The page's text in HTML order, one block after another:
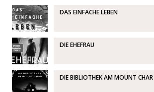
DAS EINFACHE LEBEN
DIE EHEFRAU
DIE BIBLIOTHEK AM MOUNT CHAR